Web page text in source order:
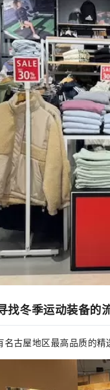
找冬季运动装备的
名古屋地区最高品质的精